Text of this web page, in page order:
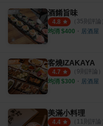
酒餚旨味
4.8 （ 35則評論
均消 $400 ・ 居酒屋
客燒IZAKAYA
4.7 （ 9則評論）
均消 $300 ・ 居酒屋
美滿小料理
4.4 （ 11 則評論